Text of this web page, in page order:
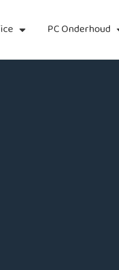
PC Onderhoud